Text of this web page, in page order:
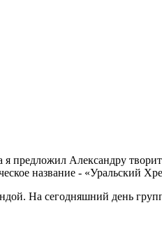
предложил Александру
название - «Уральский
На сегодняшний день